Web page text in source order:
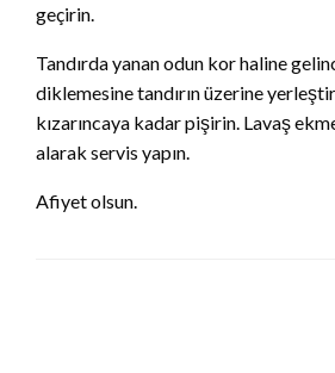
geçirin.
Tandırda yanan odun kor haline
diklemesine tandırın üzerine
kızarıncaya kadar pişirin. Lavaş
alarak servis yapın.
Afiyet olsun.